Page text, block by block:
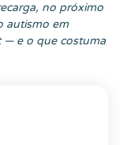
no próximo
autismo em
— e o que costuma